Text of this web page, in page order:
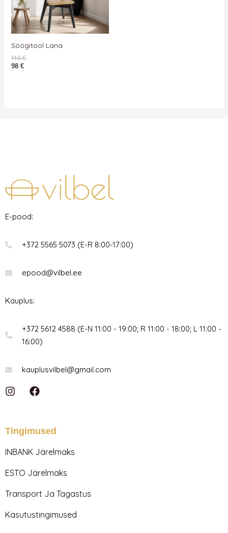
Söögitool Lana
140€
98 €
E-pood:
+372 5565 5073 (E-R 8:00-17:00)
epood@vilbel.ee
Kauplus:
+372 5612 4588 (E-N 11:00 - 19:00; R 11:00 - 18:00; L 11:00 -
16:00)
kauplusvilbel@gmail.com
I
a
r
m
F
b
o
Tingimused
INBANK Järelmaks
ESTO Järelmaks
Transport Ja Tagastus
Kasutustingimused